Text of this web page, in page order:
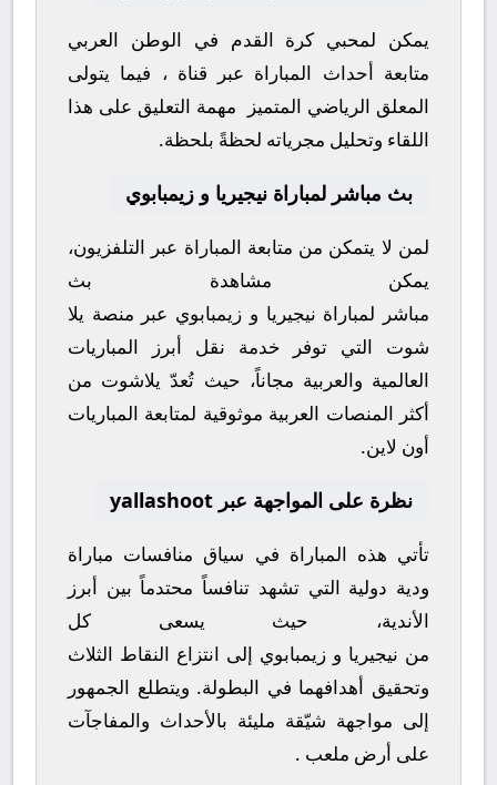
يمكن لمحبي كرة القدم في الوطن العربي
متابعة أحداث المباراة عبر قناة، فيما يتولى
المعلق الرياضي المتميز
مهمة التعليق على هذا
اللقاء وتحليل مجرياته لحظةً بلحظة.
بث مباشر لمباراة نيجيريا و زيمبابوي
لمن لا يتمكن من متابعة المباراة عبر التلفزيون،
يمكن مشاهدة بث
مباشر لمباراة نيجيريا و زيمبابوي عبر منصة يلا
شوت التي توفر خدمة نقل أبرز المباريات
العالمية والعربية مجاناً، حيث تُعدّ يلاشوت من
أكثر المنصات العربية موثوقية لمتابعة المباريات
أون لاين.
نظرة على المواجهة عبر yallashoot
تأتي هذه المباراة في سياق منافسات مباراة
ودية دولية التي تشهد تنافساً محتدماً بين أبرز
الأندية، حيث يسعى كل
من نيجيريا و زيمبابوي إلى انتزاع النقاط الثلاث
وتحقيق أهدافهما في البطولة. ويتطلع الجمهور
إلى مواجهة شيّقة مليئة بالأحداث والمفاجآت
على أرض ملعب .